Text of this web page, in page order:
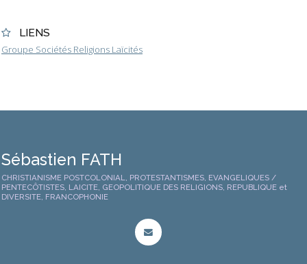
LIENS
Groupe Sociétés Religions Laïcités
Sébastien FATH
CHRISTIANISME POSTCOLONIAL, PROTESTANTISMES, EVANGELIQUES /
PENTECÔTISTES, LAICITE, GEOPOLITIQUE DES RELIGIONS, REPUBLIQUE et
DIVERSITE, FRANCOPHONIE